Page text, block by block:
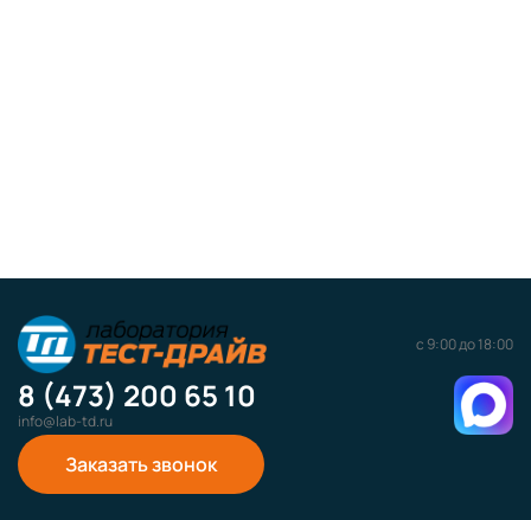
с 9:00 до 18:00
8 (473) 200 65 10
info@lab-td.ru
Заказать звонок